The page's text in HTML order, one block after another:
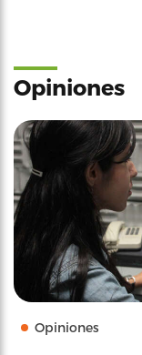
Opiniones
Opiniones